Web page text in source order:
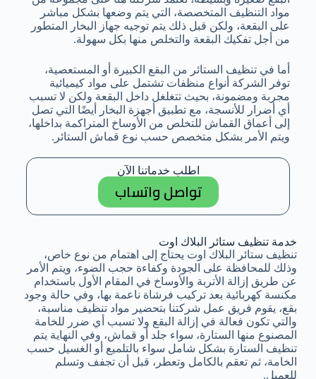
مواد التنظيف المتخصصة، التي يتم وضعها بشكل مباشر
على البقعة، ولكن قبل ذلك يتم توجيه جهاز البخار المتطور
من أجل تفكيك البقعة والتخلص منها بكل سهولة.
أما في تنظيف الستائر من البقع الكبيرة أو المستعصية،
توفر الشركة أنواع منظفات تشتمل على مواد كيميائية
مجربة ومضمونة، بحيث تتغلغل داخل البقعة ولكن لا تسبب
أي أضرار للأنسجة، مع تطبيق أجهزة البخار أيضًا التي تصل
إلى أعماق القماش للتخلص من الأوساخ المتراكمة بداخلها،
ويتم الأمر بشكل متخصص حسب نوع قماش الستائر.
اطلب خدماتنا الآن
تواصل واتساب
خدمة تنظيف ستائر البلاك اوت
تنظيف ستائر البلاك اوت يحتاج إلى اهتمام من نوع خاص،
وذلك للمحافظة على الجودة وكفاءة حجب الضوء، ويتم الأمر
عن طريق إزالة الأتربة والأوساخ في المقام الأول باستخدام
مكنسة كهربائية بعد تركيب فرشاة ناعمة بها، وفي حالة وجود
بقع، يقوم فريق عمل شركتنا بتحضير مواد تنظيف مناسبة،
والتي تكون فعالة في إزالة البقع ولا تسبب أي ضرر للخامة
المصنوع منها الستارة، سواء جلد أو قماش، وفي النهاية يتم
تنظيف الستارة بشكل شامل سواء بالتلميع أو الغسيل حسب
الخامة، ثم تعقم بالكامل وتعطر، قبل أن تجفف وتسلم
للعميل.